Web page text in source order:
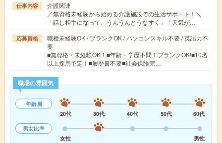
仕事内容
介護関連
／無資格未経験から始める介護施設での生活サポート！＼
「話し相手になって、うんうんとうなずく」「天気が…
応募資格
職種未経験OK / ブランクOK / パソコンスキル不要 / 英語力不
要
■無資格・未経験OK！■年齢・学歴不問！ブランクOK!■10名
以上採用予定！■履歴書不要■社会保険完…
職場の雰囲気
年齢層
20代
30代 40代 50代
60代
男女比率
女性
男性